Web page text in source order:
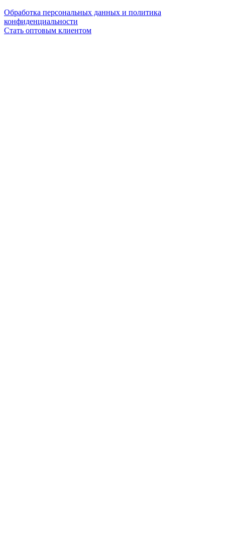
Обработка персональных данных и политика
конфиденциальности
Стать оптовым клиентом